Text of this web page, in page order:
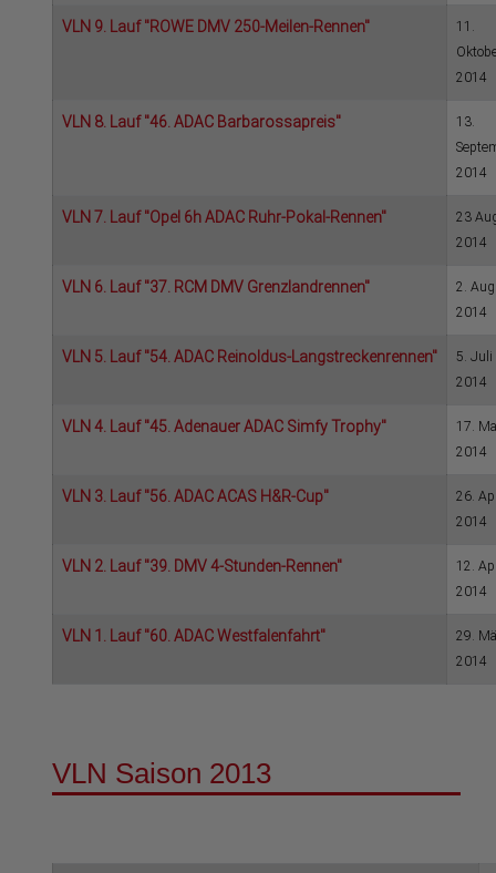
VLN 9. Lauf "ROWE DMV 250-Meilen-Rennen"
11.
2014
VLN 8. Lauf "46. ADAC Barbarossapreis"
13.
2014
VLN 7. Lauf "Opel 6h ADAC Ruhr-Pokal-Rennen"
23
2014
VLN 6. Lauf "37. RCM DMV Grenzlandrennen"
2.
2014
VLN 5. Lauf "54. ADAC Reinoldus-Langstreckenrennen"
5. Juli
2014
VLN 4. Lauf "45. Adenauer ADAC Simfy Trophy"
17.
2014
VLN 3. Lauf "56. ADAC ACAS H&R-Cup"
26.
2014
VLN 2. Lauf "39. DMV 4-Stunden-Rennen"
12.
2014
VLN 1. Lauf "60. ADAC Westfalenfahrt"
29.
2014
VLN Saison 2013